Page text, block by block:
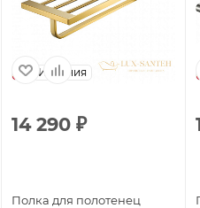
Испания
14 290 ₽
Полка для полотенец